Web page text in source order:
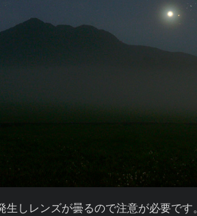
しレンズが曇るので注意が必要です。